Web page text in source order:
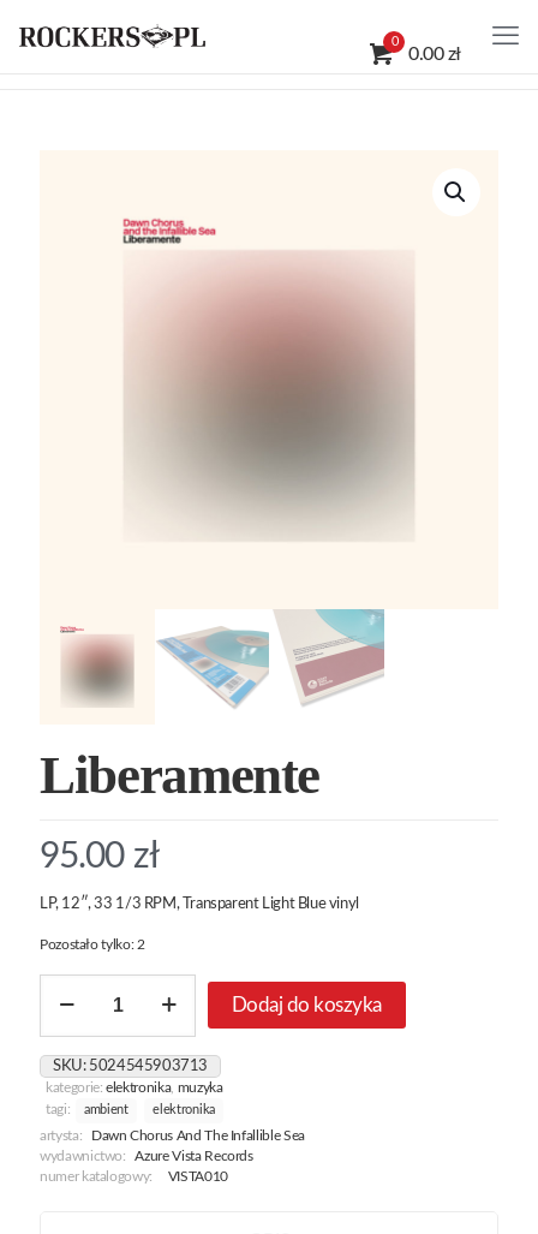
0
0.00 zł
Liberamente
95.00 zł
LP, 12″, 33 1/3 RPM, Transparent Light Blue vinyl
Pozostało tylko: 2
Liberamente
Dodaj do koszyka
SKU: 5024545903713
kategorie:elektronika, muzyka
tagi:
ambient elektronika
artysta:
Dawn Chorus And The Infallible Sea
wydawnictwo:
Azure Vista Records
numer katalogowy:
VISTA010